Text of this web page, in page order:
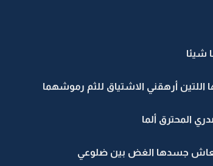
شيئا
اللتين أرهقني الاشتياق للثم رموشهما
المحترق ألما
جسدها الغض بين ضلوعي